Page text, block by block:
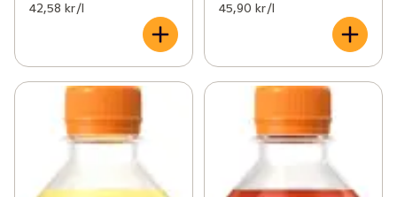
42,58 kr /l 45,90 kr /l